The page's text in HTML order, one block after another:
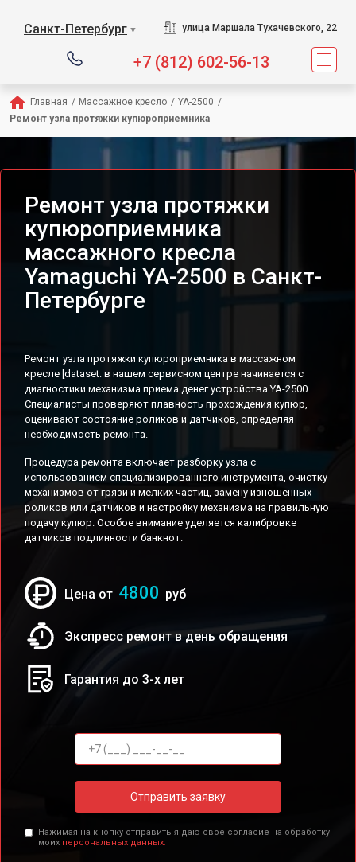
Санкт-Петербург ▼ улица Маршала Тухачевского, 22
+7 (812) 602-56-13
Главная / Массажное кресло / YA-2500 /
Ремонт узла протяжки купюроприемника
Ремонт узла протяжки
купюроприемника
массажного кресла
Yamaguchi YA-2500 в Санкт-
Петербурге
Ремонт узла протяжки купюроприемника в массажном
кресле [dataset: в нашем сервисном центре начинается с
диагностики механизма приема денег устройства YA-2500.
Специалисты проверяют плавность прохождения купюр,
оценивают состояние роликов и датчиков, определяя
необходимость ремонта.
Процедура ремонта включает разборку узла с
использованием специализированного инструмента, очистку
механизмов от грязи и мелких частиц, замену изношенных
роликов или датчиков и настройку механизма на правильную
подачу купюр. Особое внимание уделяется калибровке
датчиков подлинности банкнот.
Цена от 4800 руб
Экспресс ремонт в день обращения
Гарантия до 3-х лет
Отправить заявку
Нажимая на кнопку отправить я даю свое согласие на обработку
моих персональных данных.